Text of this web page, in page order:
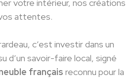
votre intérieur, nos créations
attentes.
c’est investir dans un
d’un savoir-faire local, signé
français reconnu pour la